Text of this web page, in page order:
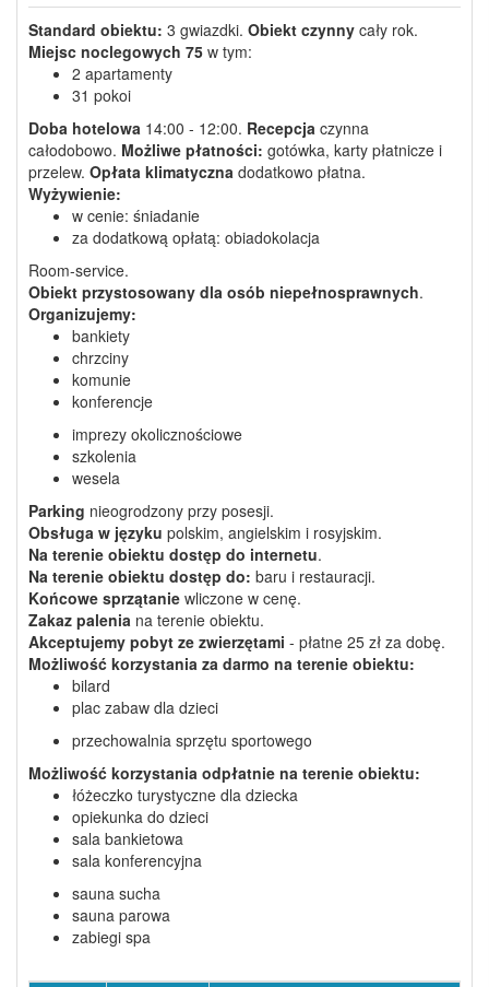
Standard obiektu: 3 gwiazdki. Obiekt czynny cały rok.
Miejsc noclegowych 75 w tym:
2 apartamenty
31 pokoi
Doba hotelowa 14:00 - 12:00. Recepcja czynna
całodobowo. Możliwe płatności: gotówka, karty płatnicze i
przelew. Opłata klimatyczna dodatkowo płatna.
Wyżywienie:
w cenie: śniadanie
za dodatkową opłatą: obiadokolacja
Room-service.
Obiekt przystosowany dla osób niepełnosprawnych.
Organizujemy:
bankiety
chrzciny
komunie
konferencje
imprezy okolicznościowe
szkolenia
wesela
Parking nieogrodzony przy posesji.
Obsługa w języku polskim, angielskim i rosyjskim.
Na terenie obiektu dostęp do internetu.
Na terenie obiektu dostęp do: baru i restauracji.
Końcowe sprzątanie wliczone w cenę.
Zakaz palenia na terenie obiektu.
Akceptujemy pobyt ze zwierzętami - płatne 25 zł za dobę.
Możliwość korzystania za darmo na terenie obiektu:
bilard
plac zabaw dla dzieci
przechowalnia sprzętu sportowego
Możliwość korzystania odpłatnie na terenie obiektu:
łóżeczko turystyczne dla dziecka
opiekunka do dzieci
sala bankietowa
sala konferencyjna
sauna sucha
sauna parowa
zabiegi spa